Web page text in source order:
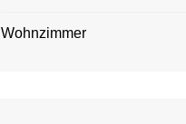
Wohnzimmer